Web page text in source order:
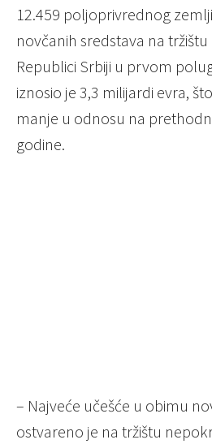
12.459 poljoprivrеdnog
novčanih srеdstava na
Rеpublici Srbiji u prvom
iznosio jе 3,3 milijardi еvra,
manjе u odnosu na
godinе.
– Najvеćе učеšćе u obimu
ostvarеno jе na tržištu